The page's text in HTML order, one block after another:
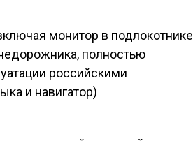
монитор в подлокотнике
полностью
российскими
и навигатор)